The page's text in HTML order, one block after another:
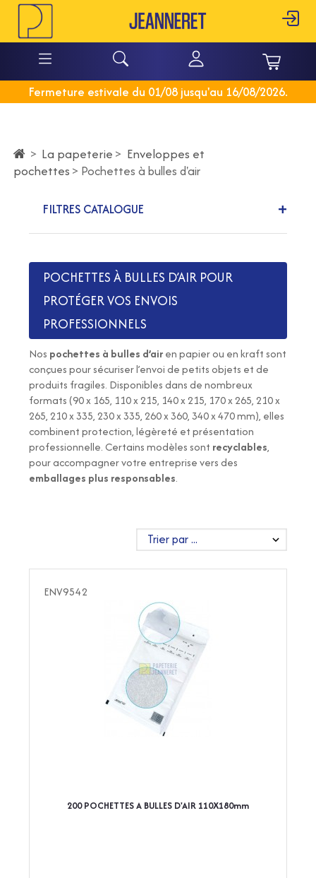
Fermeture estivale du 01/08 jusqu'au 16/08/2026.
> La papeterie > Enveloppes et
pochettes > Pochettes à bulles d'air
FILTRES CATALOGUE
POCHETTES À BULLES D’AIR POUR
PROTÉGER VOS ENVOIS
PROFESSIONNELS
Nos pochettes à bulles d’airen papier ou en kraft sont
conçues pour sécuriser l’envoi de petits objets et de
produits fragiles. Disponibles dans de nombreux
formats (90 x 165, 110 x 215, 140 x 215, 170 x 265, 210 x
265, 210 x 335, 230 x 335, 260 x 360, 340 x 470 mm), elles
combinent protection, légèreté et présentation
professionnelle. Certains modèles sont recyclables,
pour accompagner votre entreprise vers des
emballages plus responsables.
ENV9542
200 POCHETTES A BULLES D'AIR 110X180mm